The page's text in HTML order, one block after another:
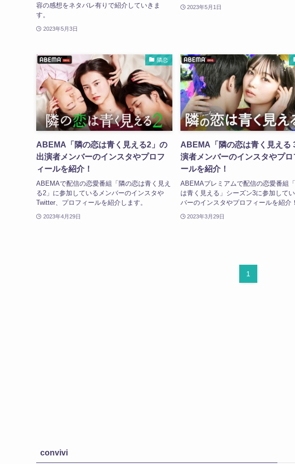
容の感想をネタバレ有りで紹介していきま
す。
2023年5月3日
2023年5月1日
隣恋
ABEMA「隣の恋は青く見える2」の
出演者メンバーのインスタやプロフ
ィールを紹介！
ABEMAで配信の恋愛番組「隣の恋は青く見え
る2」に参加しているメンバーのインスタや
Twitter、プロフィールを紹介します。
2023年4月29日
ABEMA「隣の恋は青く見える
演者メンバーのインスタやプロ
ールを紹介！
ABEMAプレミアムで配信の恋愛番組
は青く見える」シーズン3に参加して
バーのインスタやプロフィールを紹介！
2023年3月29日
1
convivi